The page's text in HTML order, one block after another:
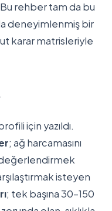
Bu rehber tam da bu
deneyimlenmiş bir
karar matrisleriyle
için yazıldı.
; ağ harcamasını
değerlendirmek
isteyen
; tek başına 30-150